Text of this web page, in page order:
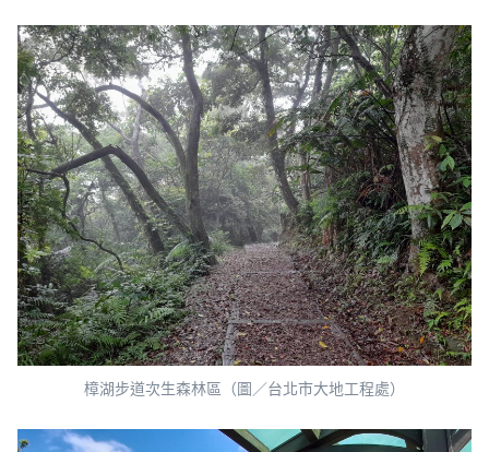
樟湖步道次生森林區（圖／台北市大地工程處）